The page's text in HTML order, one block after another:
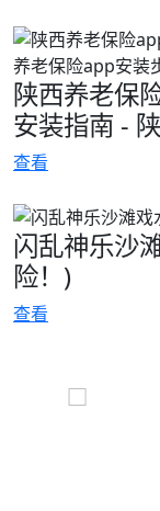
陕西养老保
安装指南 -
查看
闪乱神乐沙
险！)
查看